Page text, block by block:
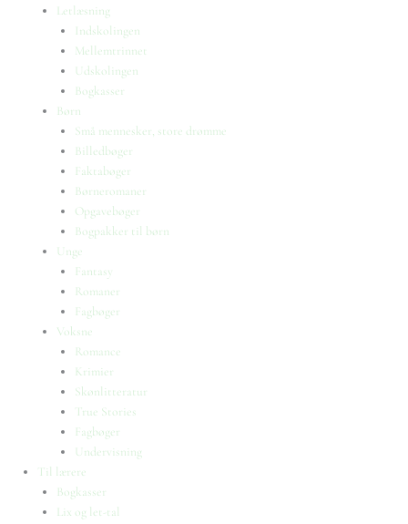
Letlæsning
Indskolingen
Mellemtrinnet
Udskolingen
Bogkasser
Børn
Små mennesker, store drømme
Billedbøger
Faktabøger
Børneromaner
Opgavebøger
Bogpakker til børn
Unge
Fantasy
Romaner
Fagbøger
Voksne
Romance
Krimier
Skønlitteratur
True Stories
Fagbøger
Undervisning
Til lærere
Bogkasser
Lix og let-tal